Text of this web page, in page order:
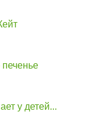
у детей...